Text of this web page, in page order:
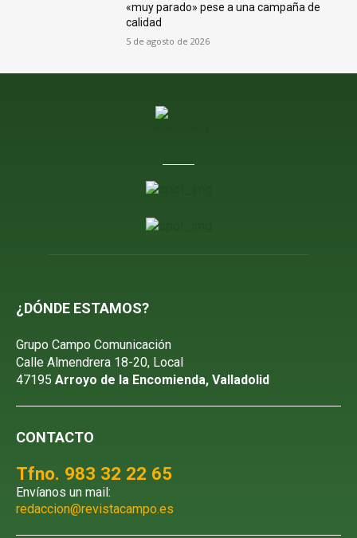
«muy parado» pese a una campaña de
calidad
5 de agosto de 2026
¿DÓNDE ESTAMOS?
Grupo Campo Comunicación
Calle Almendrera 18-20, Local
47195 Arroyo de la Encomienda, Valladolid
CONTACTO
Tfno. 983 32 22 65
Envíanos un mail:
redaccion@revistacampo.es